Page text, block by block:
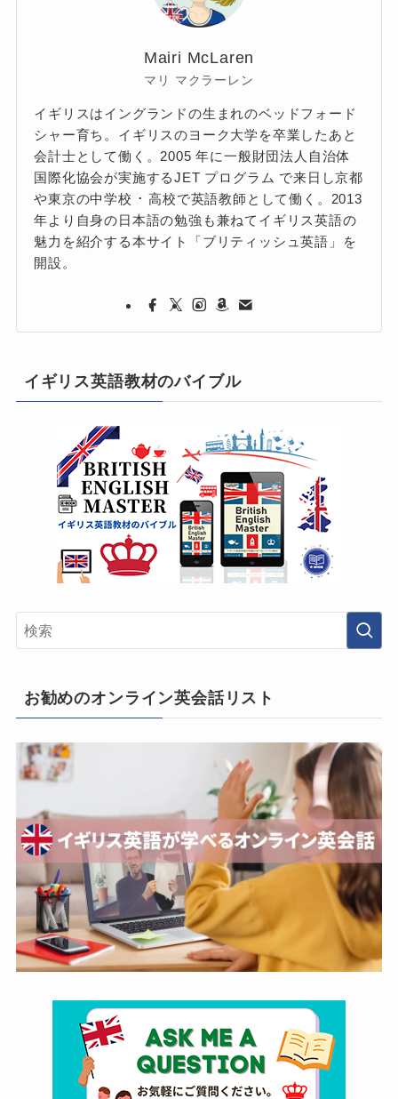
Mairi McLaren
マリ マクラーレン
イギリスはイングランドの生まれのベッドフォード
シャー育ち。イギリスのヨーク大学を卒業したあと
会計士として働く。2005 年に一般財団法人自治体
国際化協会が実施するJET プログラム で来日し京都
や東京の中学校 ･ 高校で英語教師として働く。2013
年より自身の日本語の勉強も兼ねてイギリス英語の
魅力を紹介する本サイト「ブリティッシュ英語」を
開設。
イギリス英語教材のバイブル
お勧めのオンライン英会話リスト